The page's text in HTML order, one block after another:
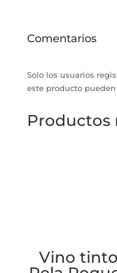
Comentarios
Solo los usuarios
este producto
Productos
Vino tinto